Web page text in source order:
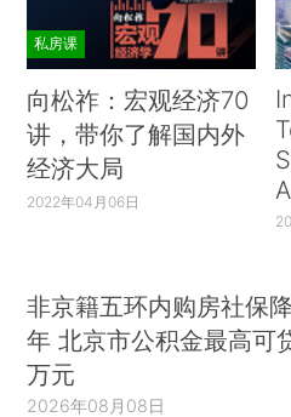
私房课
向松祚：宏观经济70
讲，带你了解国内外
经济大局
2022年04月06日
非京籍五环内购房社保
年 北京市公积金最高可
万元
2026年08月08日